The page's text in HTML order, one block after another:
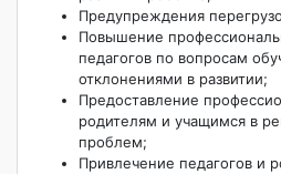
Предупреждения
Повышение
педагогов по вопросам
отклонениями в развитии;
Предоставление
родителям и учащимся в
проблем;
Привлечение педагогов и